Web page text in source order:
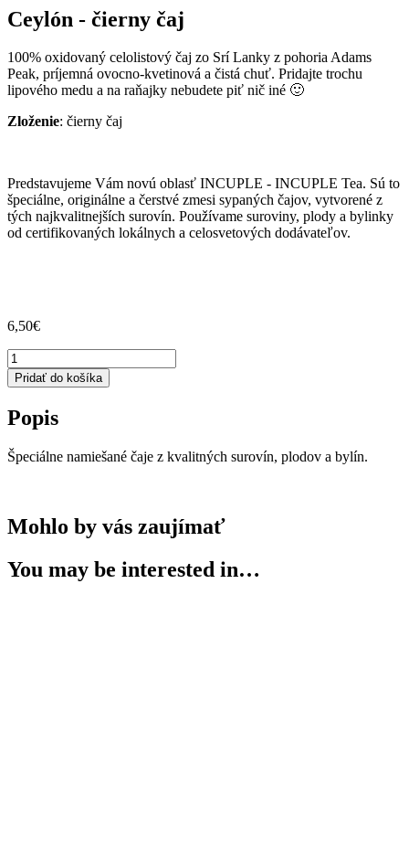
Ceylón - čierny čaj
100% oxidovaný celolistový čaj zo Srí Lanky z pohoria Adams
Peak, príjemná ovocno-kvetinová a čistá chuť. Pridajte trochu
lipového medu a na raňajky nebudete piť nič iné 🙂
Zloženie: čierny čaj
Predstavujeme Vám novú oblasť INCUPLE - INCUPLE Tea. Sú to
špeciálne, originálne a čerstvé zmesi sypaných čajov, vytvorené z
tých najkvalitnejších surovín. Používame suroviny, plody a bylinky
od certifikovaných lokálnych a celosvetových dodávateľov.
6,50€
množstvo
Ceylón
-
čaj
Pridať do košíka
Popis
Špeciálne namiešané čaje z kvalitných surovín, plodov a bylín.
Mohlo by vás zaujímať
You may be interested in…